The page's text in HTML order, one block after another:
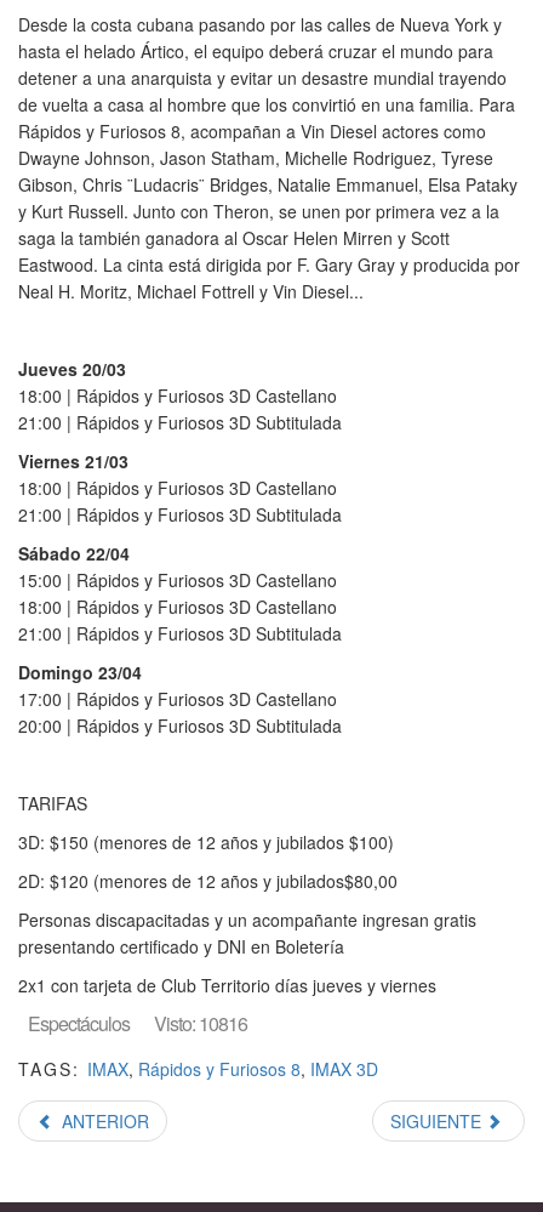
Desde la costa cubana pasando por las calles de Nueva York y
hasta el helado Ártico, el equipo deberá cruzar el mundo para
detener a una anarquista y evitar un desastre mundial trayendo
de vuelta a casa al hombre que los convirtió en una familia. Para
Rápidos y Furiosos 8, acompañan a Vin Diesel actores como
Dwayne Johnson, Jason Statham, Michelle Rodriguez, Tyrese
Gibson, Chris ¨Ludacris¨ Bridges, Natalie Emmanuel, Elsa Pataky
y Kurt Russell. Junto con Theron, se unen por primera vez a la
saga la también ganadora al Oscar Helen Mirren y Scott
Eastwood. La cinta está dirigida por F. Gary Gray y producida por
Neal H. Moritz, Michael Fottrell y Vin Diesel...
Jueves 20/03
18:00 | Rápidos y Furiosos 3D Castellano
21:00 | Rápidos y Furiosos 3D Subtitulada
Viernes 21/03
18:00 | Rápidos y Furiosos 3D Castellano
21:00 | Rápidos y Furiosos 3D Subtitulada
Sábado 22/04
15:00 | Rápidos y Furiosos 3D Castellano
18:00 | Rápidos y Furiosos 3D Castellano
21:00 | Rápidos y Furiosos 3D Subtitulada
Domingo 23/04
17:00 | Rápidos y Furiosos 3D Castellano
20:00 | Rápidos y Furiosos 3D Subtitulada
TARIFAS
3D: $150 (menores de 12 años y jubilados $100)
2D: $120 (menores de 12 años y jubilados$80,00
Personas discapacitadas y un acompañante ingresan gratis
presentando certificado y DNI en Boletería
2x1 con tarjeta de Club Territorio días jueves y viernes
Espectáculos Visto: 10816
TAGS: IMAX, Rápidos y Furiosos 8, IMAX 3D
ANTERIOR SIGUIENTE